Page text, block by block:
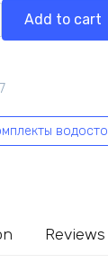
Add to cart
Reviews